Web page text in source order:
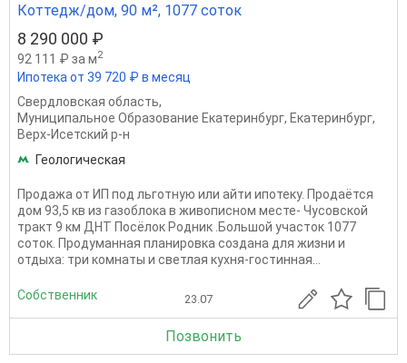
Коттедж/дом, 90 м², 1077 соток
8 290 000 ₽
92 111 ₽ за м2
Ипотека от 39 720 ₽ в месяц
Свердловская область,
Муниципальное Образование Екатеринбург, Екатеринбург,
Верх-Исетский р-н
Геологическая
Продажа от ИП под льготную или айти ипотеку. Продаётся
дом 93,5 кв из газоблока в живописном месте- Чусовской
тракт 9 км ДНТ Посёлок Родник .Большой участок 1077
соток. Продуманная планировка создана для жизни и
отдыха: три комнаты и светлая кухня-гостинная...
Собственник 23.07
Позвонить